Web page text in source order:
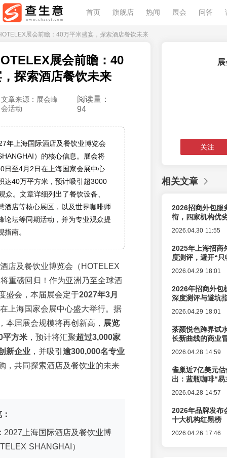
首页 旗舰店 热闻 展会 问答
展会前瞻：40万平米盛宴，探索酒店餐饮未来
展会前瞻：40
探索酒店餐饮未来
文章来源：展会峰
会活动
阅读量：
94
年上海国际酒店及餐饮业博览会
）的核心信息。展会将
日至4月2日在上海国家会展中心
达40万平方米，预计吸引超3000
众。文章详细列出了餐饮设备、
酒店等核心展区，以及世界咖啡师
论坛等同期活动，并为专业观众提
南。
店及餐饮业博览会（HOTELEX
重磅回归！作为亚洲乃至全球酒
盛会，本届展会定于2027年3月
上海国家会展中心盛大举行。据
本届展会规模将再创新高， 展览
平方米，预计将汇聚超过3,000家
新企业，并吸引 逾300,000名专业
，共同探索酒店及餐饮业的未来
2027上海国际酒店及餐饮业博
SHANGHAI）
关注
相关文章
2026招商外包服
衔，四家机构优
2026.04.30 11:55
2025年上海招商
度测评，避开“
2026.04.29 18:01
2026年招商外包
深度测评与避坑
2026.04.29 18:01
茶颜悦色跨界试
长新曲线的商业
2026.04.28 14:59
雀巢近7亿美元
出：蓝瓶咖啡“
2026.04.28 14:57
2026年品牌发布
十大机构红黑榜
2026.04.26 17:46